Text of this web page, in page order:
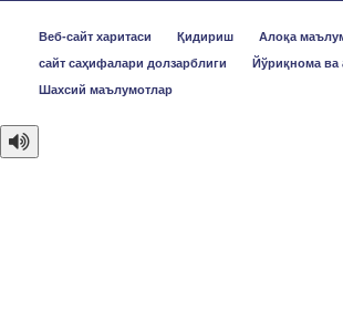
Веб-сайт харитаси Қидириш Алоқа
сайт саҳифалари долзарблиги
Йўриқнома ва
Шахсий маълумотлар